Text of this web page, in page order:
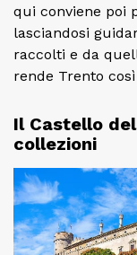
qui conviene poi
lasciandosi
raccolti e da
rende Trento
Il Castello
collezioni